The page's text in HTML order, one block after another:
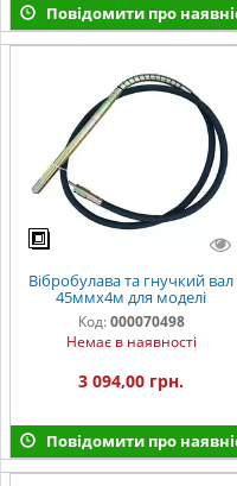
Повідомити про
Вібробулава та гнучкий вал
45ммх4м для моделі
Код: 000070498
Немає в наявності
3 094,00 грн.
Повідомити про